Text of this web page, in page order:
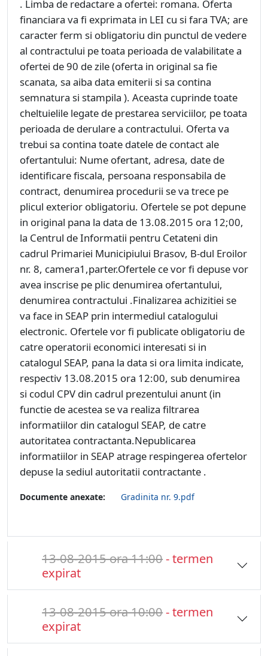
. Limba de redactare a ofertei: romana. Oferta
financiara va fi exprimata in LEI cu si fara TVA; are
caracter ferm si obligatoriu din punctul de vedere
al contractului pe toata perioada de valabilitate a
ofertei de 90 de zile (oferta in original sa fie
scanata, sa aiba data emiterii si sa contina
semnatura si stampila ). Aceasta cuprinde toate
cheltuielile legate de prestarea serviciilor, pe toata
perioada de derulare a contractului. Oferta va
trebui sa contina toate datele de contact ale
ofertantului: Nume ofertant, adresa, date de
identificare fiscala, persoana responsabila de
contract, denumirea procedurii se va trece pe
plicul exterior obligatoriu. Ofertele se pot depune
in original pana la data de 13.08.2015 ora 12;00,
la Centrul de Informatii pentru Cetateni din
cadrul Primariei Municipiului Brasov, B-dul Eroilor
nr. 8, camera1,parter.Ofertele ce vor fi depuse vor
avea inscrise pe plic denumirea ofertantului,
denumirea contractului .Finalizarea achizitiei se
va face in SEAP prin intermediul catalogului
electronic. Ofertele vor fi publicate obligatoriu de
catre operatorii economici interesati si in
catalogul SEAP, pana la data si ora limita indicate,
respectiv 13.08.2015 ora 12:00, sub denumirea
si codul CPV din cadrul prezentului anunt (in
functie de acestea se va realiza filtrarea
informatiilor din catalogul SEAP, de catre
autoritatea contractanta.Nepublicarea
informatiilor in SEAP atrage respingerea ofertelor
depuse la sediul autoritatii contractante .
Documente anexate: Gradinita nr. 9.pdf
13-08-2015 ora 11:00- termen
expirat
13-08-2015 ora 10:00- termen
expirat